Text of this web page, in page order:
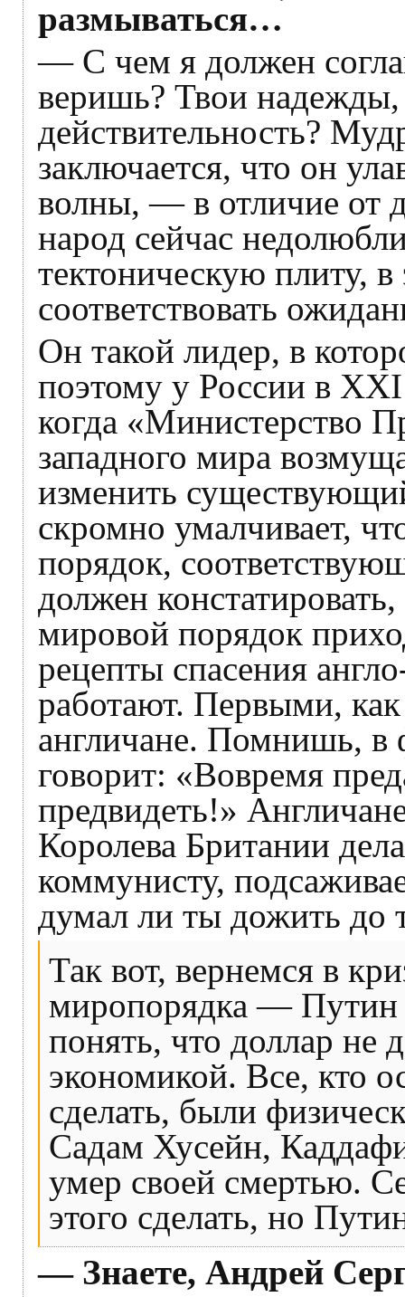
размываться…
— С чем я должен
веришь? Твои
действительность?
заключается, что он
волны, — в отличие от
народ сейчас
тектоническую плиту,
соответствовать
Он такой лидер, в
поэтому у России в
когда «Министерство
западного мира
изменить
скромно умалчивает,
порядок,
должен
мировой порядок
рецепты спасения
работают. Первыми, как
англичане. Помнишь, в
говорит: «Вовремя
предвидеть!»
Королева Британии
коммунисту,
думал ли ты дожить до
Так вот, вернемся в
миропорядка — Путин
понять, что доллар не
экономикой. Все, кто
сделать, были
Садам Хусейн,
умер своей смертью.
этого сделать, но
— Знаете, Андрей